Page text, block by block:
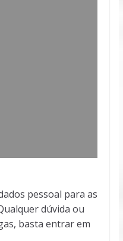
pessoal para as
dúvida ou
basta entrar em